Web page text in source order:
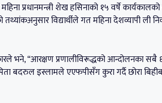
प्रधानमन्त्री शेख हसिनाको १५ वर्षे
विद्यार्थीले गत महिना देशव्यापी ली
भने, “आरक्षण प्रणालीविरूद्धको आन्दोलनका
बदरुल इस्लामले एएफपीसँग कुरा गर्दै छोरा